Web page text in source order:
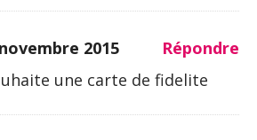
2015
Répondre
une carte de fidelite